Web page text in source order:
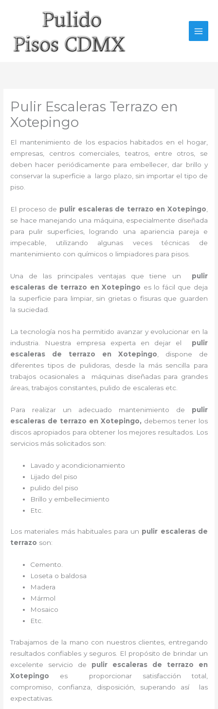
Pulir Escaleras Terrazo en
Xotepingo
El mantenimiento de los espacios habitados en el hogar,
empresas, centros comerciales, teatros, entre otros, se
deben hacer periódicamente para embellecer, dar brillo y
conservar la superficie a largo plazo, sin importar el tipo de
piso.
El proceso de pulir escaleras de terrazo en Xotepingo
se hace manejando una máquina, especialmente diseñada
para pulir superficies, logrando una apariencia pareja e
impecable, utilizando algunas veces técnicas de
mantenimiento con químicos o limpiadores para pisos.
Una de las principales ventajas que tiene un pulir
escaleras de terrazo en Xotepingo es lo fácil que deja
la superficie para limpiar, sin grietas o fisuras que guarden
la suciedad.
La tecnología nos ha permitido avanzar y evolucionar en la
industria. Nuestra empresa experta en dejar el pulir
escaleras de terrazo en Xotepingo , dispone de
diferentes tipos de pulidoras, desde la más sencilla para
trabajos ocasionales a máquinas diseñadas para grandes
áreas, trabajos constantes, pulido de escaleras etc.
Para realizar un adecuado mantenimiento de pulir
escaleras de terrazo en Xotepingo, debemos tener los
discos apropiados para obtener los mejores resultados. Los
servicios más solicitados son:
Lavado y acondicionamiento
Lijado del piso
pulido del piso
Brillo y embellecimiento
Etc.
Los materiales más habituales para un pulir escaleras de
terrazo son:
Cemento.
Loseta o baldosa
Madera
Mármol
Mosaico
Etc.
Trabajamos de la mano con nuestros clientes, entregando
resultados confiables y seguros. El propósito de brindar un
excelente servicio de pulir escaleras de terrazo en
Xotepingo es proporcionar satisfacción total,
compromiso, confianza, disposición, superando así las
expectativas.